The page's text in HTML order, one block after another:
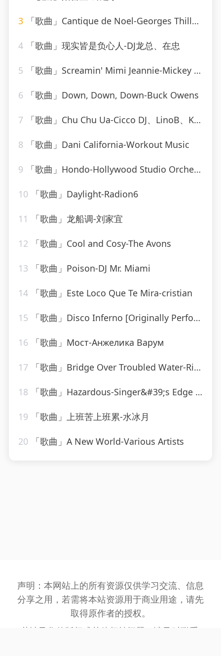
3 「歌曲」Cantique de Noel-Georges Thill、Orchestra Armand Bernard
4 「歌曲」现实皆是负心人-DJ龙总、在忠
5 「歌曲」Screamin' Mimi Jeannie-Mickey Hawks
6 「歌曲」Down, Down, Down-Buck Owens
7 「歌曲」Chu Chu Ua-Cicco DJ、LinoB、Kiki
8 「歌曲」Dani California-Workout Music
9 「歌曲」Hondo-Hollywood Studio Orchestra
10 「歌曲」Daylight-Radion6
11 「歌曲」龙船调-刘家宜
12 「歌曲」Cool and Cosy-The Avons
13 「歌曲」Poison-DJ Mr. Miami
14 「歌曲」Este Loco Que Te Mira-cristian
15 「歌曲」Disco Inferno [Originally Performed By The Trammps]-Musosis
16 「歌曲」Мост-Анжелика Варум
17 「歌曲」Bridge Over Troubled Water-Ringtone Track Masters
18 「歌曲」Hazardous-Singer&#39;s Edge Karaoke
19 「歌曲」上班苦上班累-水冰月
20 「歌曲」A New World-Various Artists
声明：本网站上的所有资源仅供学习交流、信息
分享之用，若需将本站资源用于商业用途，请先
取得原作者的授权。
若涉及您的版权或其他权益问题，请及时联系: